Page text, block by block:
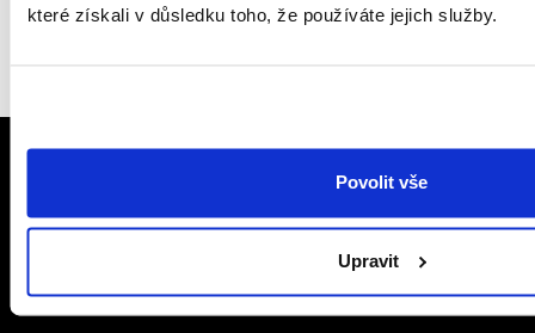
které získali v důsledku toho, že používáte jejich služby.
Povolit vše
Upravit
Nepřehlédněte